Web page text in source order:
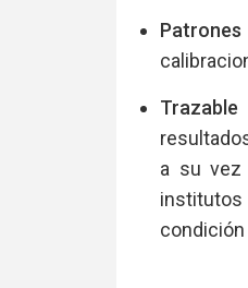
Patrones
Trazable
a su vez